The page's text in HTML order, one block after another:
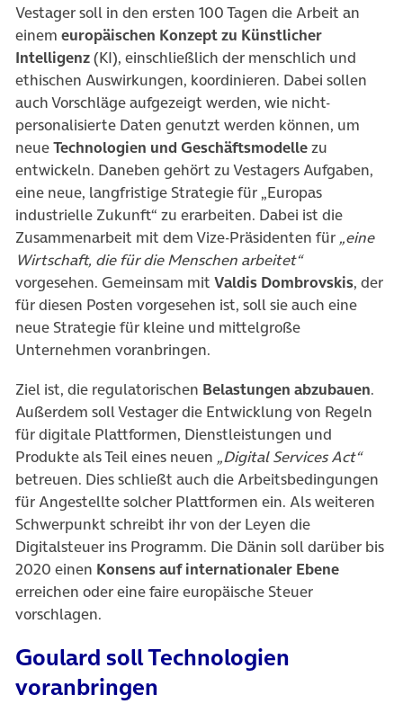
Vestager soll in den ersten 100 Tagen die Arbeit an
einem europäischen Konzept zu Künstlicher
Intelligenz(KI), einschließlich der menschlich und
ethischen Auswirkungen, koordinieren. Dabei sollen
auch Vorschläge aufgezeigt werden, wie nicht-
personalisierte Daten genutzt werden können, um
neueTechnologien und Geschäftsmodellezu
entwickeln. Daneben gehört zu Vestagers Aufgaben,
eine neue, langfristige Strategie für „Europas
industrielle Zukunft“ zu erarbeiten. Dabei ist die
Zusammenarbeit mit dem Vize-Präsidenten für „eine
Wirtschaft, die für die Menschen arbeitet“
vorgesehen. Gemeinsam mit Valdis Dombrovskis, der
für diesen Posten vorgesehen ist, soll sie auch eine
neue Strategie für kleine und mittelgroße
Unternehmen voranbringen.
Ziel ist, die regulatorischen Belastungen abzubauen.
Außerdem soll Vestager die Entwicklung von Regeln
für digitale Plattformen, Dienstleistungen und
Produkte als Teil eines neuen „Digital Services Act“
betreuen. Dies schließt auch die Arbeitsbedingungen
für Angestellte solcher Plattformen ein. Als weiteren
Schwerpunkt schreibt ihr von der Leyen die
Digitalsteuer ins Programm. Die Dänin soll darüber bis
2020 einen Konsens auf internationaler Ebene
erreichen oder eine faire europäische Steuer
vorschlagen.
Goulard soll Technologien
voranbringen